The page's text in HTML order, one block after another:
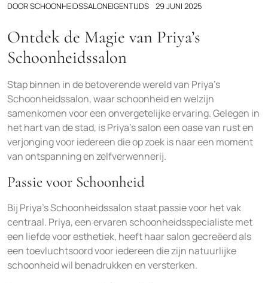
DOORSCHOONHEIDSSALONEIGENTIJDS 29 JUNI 2025
Ontdek de Magie van Priya’s
Schoonheidssalon
Stap binnen in de betoverende wereld van Priya’s
Schoonheidssalon, waar schoonheid en welzijn
samenkomen voor een onvergetelijke ervaring. Gelegen in
het hart van de stad, is Priya’s salon een oase van rust en
verjonging voor iedereen die op zoek is naar een moment
van ontspanning en zelfverwennerij.
Passie voor Schoonheid
Bij Priya’s Schoonheidssalon staat passie voor het vak
centraal. Priya, een ervaren schoonheidsspecialiste met
een liefde voor esthetiek, heeft haar salon gecreëerd als
een toevluchtsoord voor iedereen die zijn natuurlijke
schoonheid wil benadrukken en versterken.